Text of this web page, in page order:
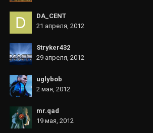
DA_CENT
21 апреля, 2012
Stryker432
29 апреля, 2012
uglybob
2 мая, 2012
mr.qad
19 мая, 2012